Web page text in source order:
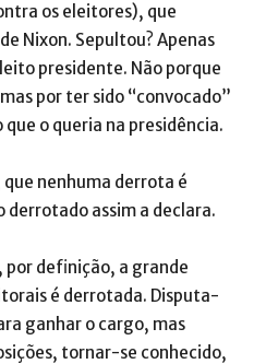
os eleitores), que
Nixon. Sepultou? Apenas
presidente. Não porque
por ter sido “convocado”
o queria na presidência.
nenhuma derrota é
assim a declara.
definição, a grande
é derrotada. Disputa-
ganhar o cargo, mas
tornar-se conhecido,